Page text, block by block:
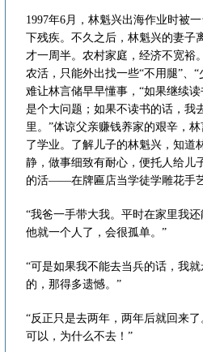
1997年6月，林魁兴出海作业时被
下残疾。不久之后，林魁兴的妻子
才一周半。农村家庭，经济不宽裕
农活，只能外出找一些“不用腿”、
难让林言储早早懂事，“如果继续
是个大问题；如果不读书的话，我
里。”体谅父亲赚钱养家的艰辛，
了学业。了解儿子的林魁兴，知道
静，做事细致有耐心，便托人给儿
的活——在牌匾店当学徒学雕花手艺
“我爸一手带大我。平时在家里我
他就一个人了，会很孤单。”
“可是如果我不能去当兵的话，我
的，那得多遗憾。”
“反正只是去两年，两年后就回来
可以，为什么不去！”